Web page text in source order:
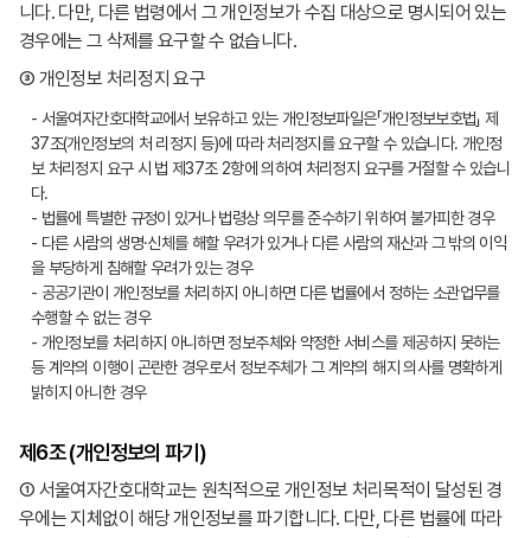
니다. 다만, 다른 법령에서 그 개인정보가 수집 대상으로 명시되어 있는
경우에는 그 삭제를 요구할 수 없습니다.
③ 개인정보 처리정지 요구
- 서울여자간호대학교에서 보유하고 있는 개인정보파일은「개인정보보호법」 제
37조(개인정보의 처 리정지 등)에 따라 처리정지를 요구할 수 있습니다. 개인정
보 처리정지 요구 시 법 제37조 2항에 의하여 처리정지 요구를 거절할 수 있습니
다.
- 법률에 특별한 규정이 있거나 법령상 의무를 준수하기 위하여 불가피한 경우
- 다른 사람의 생명·신체를 해할 우려가 있거나 다른 사람의 재산과 그 밖의 이익
을 부당하게 침해할 우려가 있는 경우
- 공공기관이 개인정보를 처리하지 아니하면 다른 법률에서 정하는 소관업무를
수행할 수 없는 경우
- 개인정보를 처리하지 아니하면 정보주체와 약정한 서비스를 제공하지 못하는
등 계약의 이행이 곤란한 경우로서 정보주체가 그 계약의 해지 의사를 명확하게
밝히지 아니한 경우
제6조 (개인정보의 파기)
① 서울여자간호대학교는 원칙적으로 개인정보 처리목적이 달성된 경
우에는 지체없이 해당 개인정보를 파기합니다. 다만, 다른 법률에 따라